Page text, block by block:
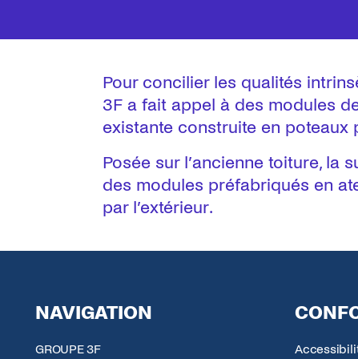
Pour concilier les qualités
3F a fait appel à des modules
existante construite en poteaux
Posée sur l’ancienne toiture, la
des modules préfabriqués en
par l’extérieur.
NAVIGATION
GROUPE 3F